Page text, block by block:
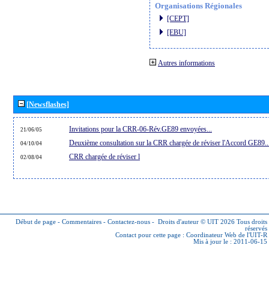
Organisations Régionales
[CEPT]
[EBU]
Autres informations
[Newsflashes]
21/06/05 Invitations pour la CRR-06-Rév.GE89 envoyées...
04/10/04 Deuxième consultation sur la CRR chargée de réviser l'Accord
02/08/04 CRR chargée de réviser l
Début de page - Commentaires - Contactez-nous - Droits d'auteur © UIT 2026 Tous droits
réservés
Contact pour cette page : Coordinateur Web de l'UIT-R
Mis à jour le : 2011-06-15